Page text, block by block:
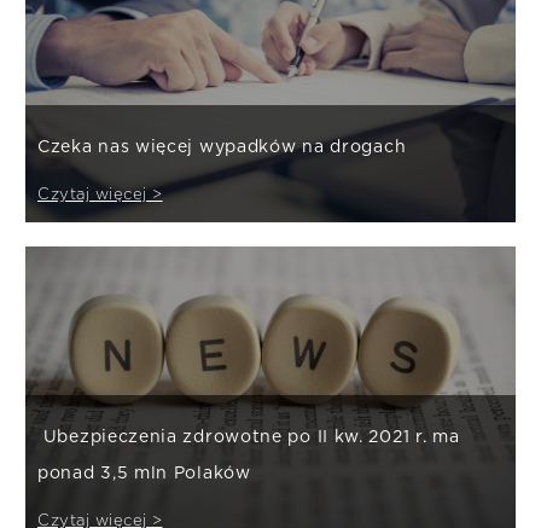
Czeka nas więcej wypadków na drogach
Czytaj więcej >
Ubezpieczenia zdrowotne po II kw. 2021 r. ma
ponad 3,5 mln Polaków
Czytaj więcej >